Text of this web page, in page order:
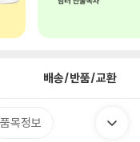
배송/반품/교환
품목정보